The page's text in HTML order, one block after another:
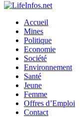
Accueil
Mines
Politique
Economie
Société
Environnement
Santé
Jeune
Femme
Offres d’Emploi
Contact